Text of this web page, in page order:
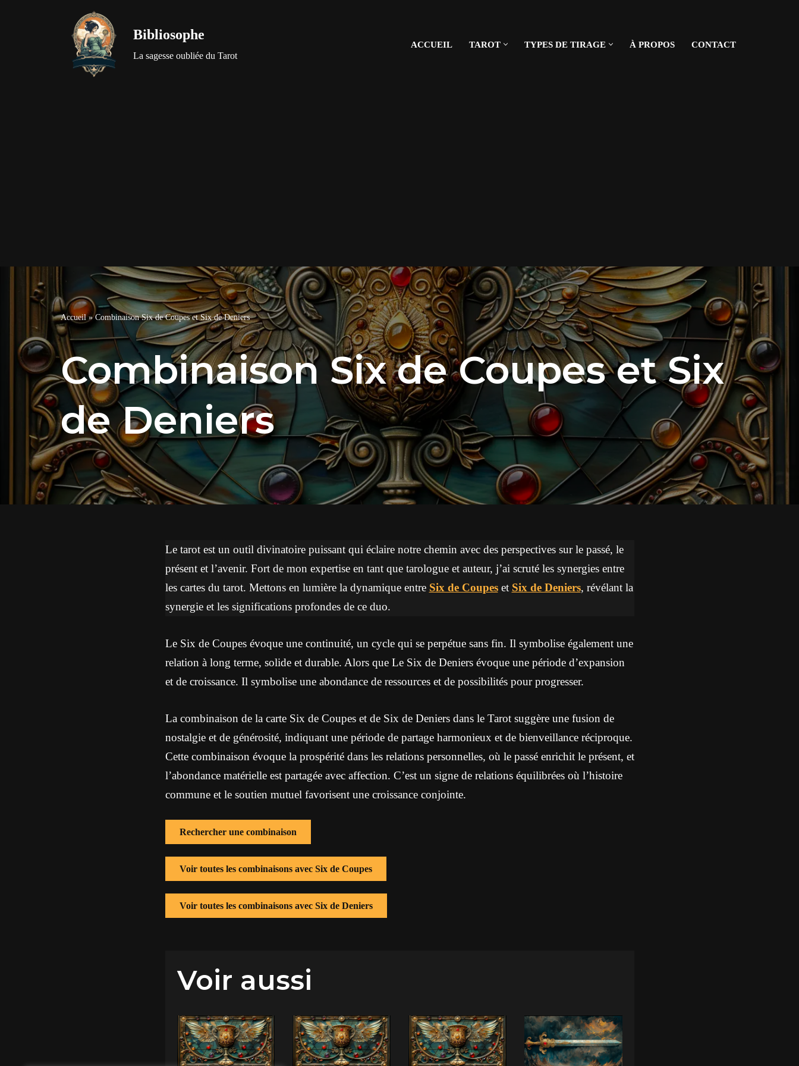
Bibliosophe
La sagesse oubliée du Tarot
ACCUEIL TAROT TYPES DE TIRAGE À PROPOS CONTACT
Accueil»Combinaison Six de Coupes et Six de Deniers
Combinaison Six de Coupes et Six
de Deniers
Le tarot est un outil divinatoire puissant qui éclaire notre chemin avec des perspectives sur le passé, le
présent et l’avenir. Fort de mon expertise en tant que tarologue et auteur, j’ai scruté les synergies entre
les cartes du tarot. Mettons en lumière la dynamique entre Six de Coupeset Six de Deniers, révélant la
synergie et les significations profondes de ce duo.
Le Six de Coupes évoque une continuité, un cycle qui se perpétue sans fin. Il symbolise également une
relation à long terme, solide et durable. Alors que Le Six de Deniers évoque une période d’expansion
et de croissance. Il symbolise une abondance de ressources et de possibilités pour progresser.
La combinaison de la carte Six de Coupes et de Six de Deniers dans le Tarot suggère une fusion de
nostalgie et de générosité, indiquant une période de partage harmonieux et de bienveillance réciproque.
Cette combinaison évoque la prospérité dans les relations personnelles, où le passé enrichit le présent, et
l’abondance matérielle est partagée avec affection. C’est un signe de relations équilibrées où l’histoire
commune et le soutien mutuel favorisent une croissance conjointe.
Rechercher une combinaison
Voir toutes les combinaisons avec Six de Coupes
Voir toutes les combinaisons avec Six de Deniers
Voir aussi